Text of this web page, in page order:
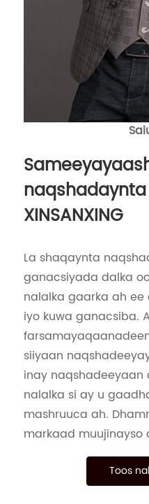
XINSANXING
La shaqaynta
ganacsiyada dalka
nalalka gaarka ah
iyo kuwa ganacsiba.
siiyaan
inay naqshadeeyaan
nalalka si ay u
mashruuca ah.
markaad muujinayso
Toos